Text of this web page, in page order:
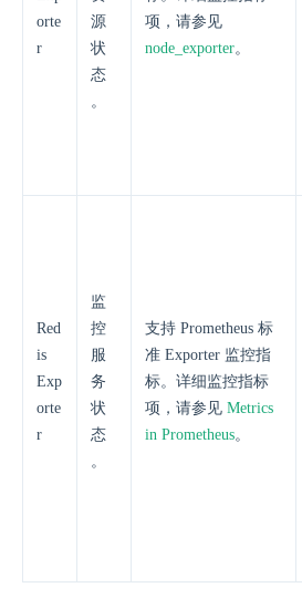
orte
r
源
状
态
。
项，请参见
node_exporter。
Red
is
Exp
orte
r
监
控
服
务
状
态
。
支持 Prometheus 标
准 Exporter 监控指
标。详细监控指标
项，请参见 Metrics
in Prometheus。